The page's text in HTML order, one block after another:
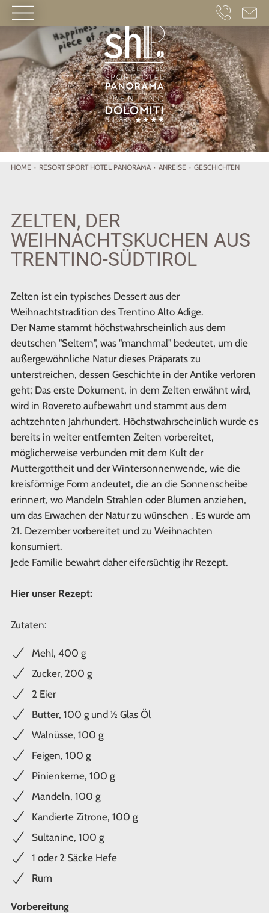
HOME · RESORT SPORT HOTEL PANORAMA · ANREISE · GESCHICHTEN
ZELTEN, DER
WEIHNACHTSKUCHEN AUS
TRENTINO-SÜDTIROL
Zelten ist ein typisches Dessert aus der
Weihnachtstradition des Trentino Alto Adige.
Der Name stammt höchstwahrscheinlich aus dem
deutschen "Seltern", was "manchmal" bedeutet, um die
außergewöhnliche Natur dieses Präparats zu
unterstreichen, dessen Geschichte in der Antike verloren
geht; Das erste Dokument, in dem Zelten erwähnt wird,
wird in Rovereto aufbewahrt und stammt aus dem
achtzehnten Jahrhundert. Höchstwahrscheinlich wurde es
bereits in weiter entfernten Zeiten vorbereitet,
möglicherweise verbunden mit dem Kult der
Muttergottheit und der Wintersonnenwende, wie die
kreisförmige Form andeutet, die an die Sonnenscheibe
erinnert, wo Mandeln Strahlen oder Blumen anziehen,
um das Erwachen der Natur zu wünschen . Es wurde am
21. Dezember vorbereitet und zu Weihnachten
konsumiert.
Jede Familie bewahrt daher eifersüchtig ihr Rezept.
Hier unser Rezept:
Zutaten:
Mehl, 400 g
Zucker, 200 g
2 Eier
Butter, 100 g und ½ Glas Öl
Walnüsse, 100 g
Feigen, 100 g
Pinienkerne, 100 g
Mandeln, 100 g
Kandierte Zitrone, 100 g
Sultanine, 100 g
1 oder 2 Säcke Hefe
Rum
Vorbereitung